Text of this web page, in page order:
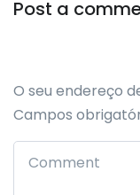
Post a
O seu endereço
Campos